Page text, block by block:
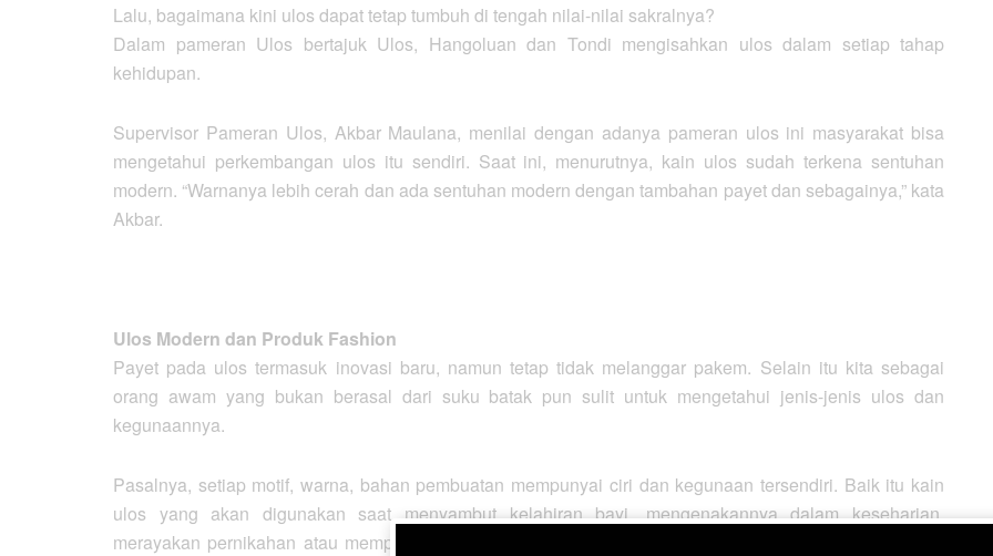
Lalu, bagaimana kini ulos dapat tetap tumbuh di tengah nilai-nilai sakralnya?
Dalam pameran Ulos bertajuk Ulos, Hangoluan dan Tondi mengisahkan ulos dalam setiap tahap
kehidupan.
Supervisor Pameran Ulos, Akbar Maulana, menilai dengan adanya pameran ulos ini masyarakat bisa
mengetahui perkembangan ulos itu sendiri. Saat ini, menurutnya, kain ulos sudah terkena sentuhan
modern. “Warnanya lebih cerah dan ada sentuhan modern dengan tambahan payet dan sebagainya,” kata
Akbar.
Ulos Modern dan Produk Fashion
Payet pada ulos termasuk inovasi baru, namun tetap tidak melanggar pakem. Selain itu kita sebagai
orang awam yang bukan berasal dari suku batak pun sulit untuk mengetahui jenis-jenis ulos dan
kegunaannya.
Pasalnya, setiap motif, warna, bahan pembuatan mempunyai ciri dan kegunaan tersendiri. Baik itu kain
ulos yang akan digunakan saat menyambut kelahiran bayi, mengenakannya dalam keseharian,
merayakan pernikahan atau memperingati kematian. Namun ada juga ulos yang tidak bisa sembarang